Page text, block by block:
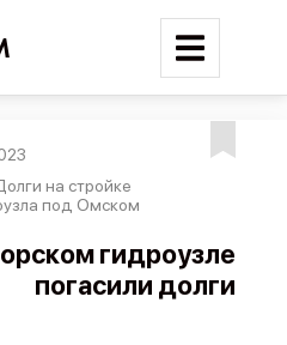
Войти
Поиск
на стройке
под Омском
гидроузле
погасили долги